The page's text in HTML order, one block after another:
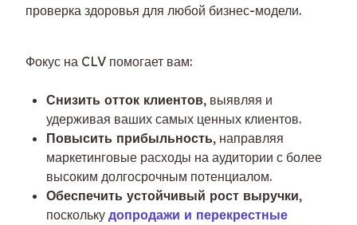
проверка здоровья для любой бизнес-модели.
Фокус на CLV помогает вам:
Снизить отток клиентов, выявляя и
удерживая ваших самых ценных клиентов.
Повысить прибыльность, направляя
маркетинговые расходы на аудитории с более
высоким долгосрочным потенциалом.
Обеспечить устойчивый рост выручки,
поскольку допродажи и перекрестные